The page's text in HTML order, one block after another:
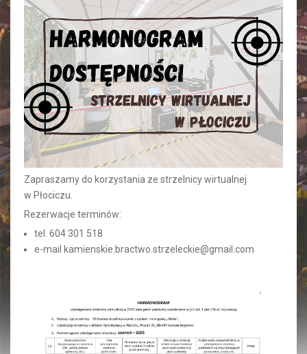
Zapraszamy do korzystania ze strzelnicy wirtualnej
w Płociczu.
Rezerwacje terminów:
tel. 604 301 518
e-mail kamienskie.bractwo.strzeleckie@gmail.com